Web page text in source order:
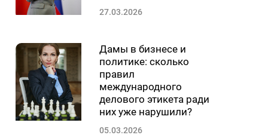
27.03.2026
Дамы в бизнесе и
политике: сколько
правил
международного
делового этикета ради
них уже нарушили?
05.03.2026